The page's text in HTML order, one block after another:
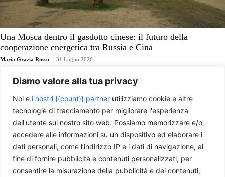
Diamo valore alla tua privacy
Noi e i nostri {{count}} partner utilizziamo cookie e altre
tecnologie di tracciamento per migliorare l'esperienza
dell'utente sul nostro sito web. Possiamo memorizzare e/o
accedere alle informazioni su un dispositivo ed elaborare i
dati personali, come l’indirizzo IP e i dati di navigazione, al
fine di fornire pubblicità e contenuti personalizzati, per
consentire la misurazione della pubblicità e dei contenuti,
Una Mosca dentro il gasdotto cinese: il futuro della
cooperazione energetica tra Russia e Cina
Maria Grazia Russo - 31 Luglio 2026